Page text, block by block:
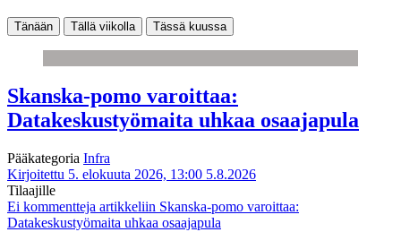
Tänään Tällä viikolla Tässä kuussa
Skanska-pomo varoittaa:
Datakeskustyömaita uhkaa osaajapula
Pääkategoria Infra
Kirjoitettu 5. elokuuta 2026, 13:00 5.8.2026
Tilaajille
Ei kommentteja artikkeliin Skanska-pomo varoittaa:
Datakeskustyömaita uhkaa osaajapula